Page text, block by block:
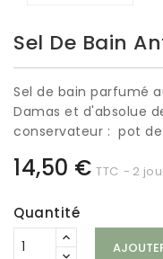
Sel De Bain
Sel de bain parfumé
Damas et d'absolue
conservateur : pot de
14,50 € TTC 2
Quantité